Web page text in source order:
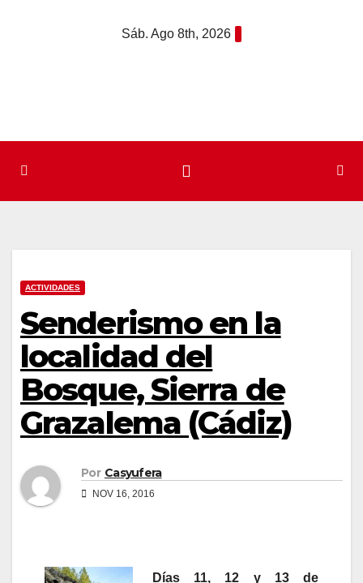
Sáb. Ago 8th, 2026
ACTIVIDADES
Senderismo en la
localidad del
Bosque, Sierra de
Grazalema (Cádiz)
Por Casyufera
NOV 16, 2016
Días 11, 12 y 13 de